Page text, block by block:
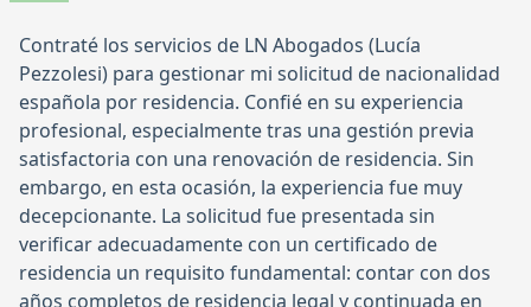
Contraté los servicios de LN Abogados (Lucía
Pezzolesi) para gestionar mi solicitud de nacionalidad
española por residencia. Confié en su experiencia
profesional, especialmente tras una gestión previa
satisfactoria con una renovación de residencia. Sin
embargo, en esta ocasión, la experiencia fue muy
decepcionante. La solicitud fue presentada sin
verificar adecuadamente con un certificado de
residencia un requisito fundamental: contar con dos
años completos de residencia legal y continuada en